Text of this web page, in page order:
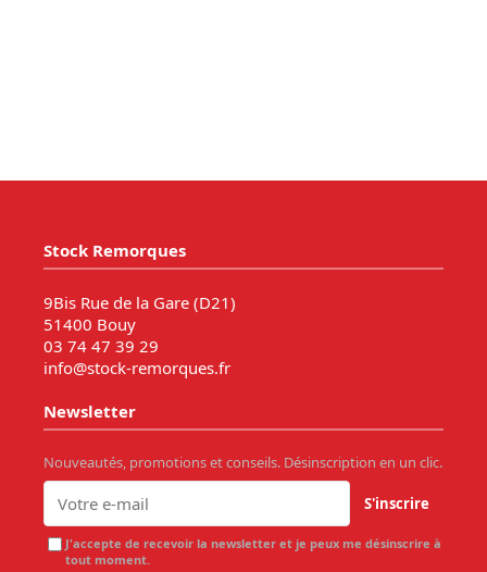
Stock Remorques
9Bis Rue de la Gare (D21)
51400 Bouy
03 74 47 39 29
info@stock-remorques.fr
Newsletter
Nouveautés, promotions et conseils. Désinscription en un clic.
S'inscrire
J'accepte de recevoir la newsletter et je peux me désinscrire à
tout moment.